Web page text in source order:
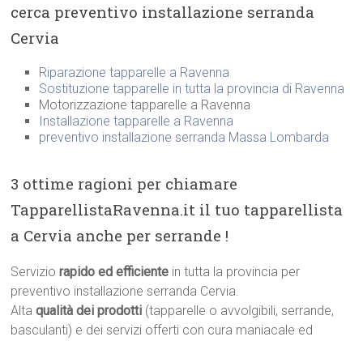
cerca preventivo installazione serranda
Cervia
Riparazione tapparelle a Ravenna
Sostituzione tapparelle in tutta la provincia di Ravenna
Motorizzazione tapparelle a Ravenna
Installazione tapparelle a Ravenna
preventivo installazione serranda Massa Lombarda
3 ottime ragioni per chiamare
TapparellistaRavenna.it il tuo tapparellista
a Cervia anche per serrande !
Serviziorapido ed efficiente in tutta la provincia per
preventivo installazione serranda Cervia.
Altaqualità dei prodotti (tapparelle o avvolgibili, serrande,
basculanti) e dei servizi offerti con cura maniacale ed